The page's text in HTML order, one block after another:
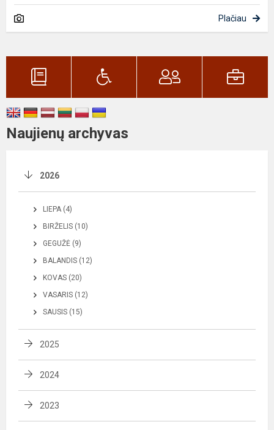
Plačiau
Naujienų archyvas
2026
LIEPA (4)
BIRŽELIS (10)
GEGUŽĖ (9)
BALANDIS (12)
KOVAS (20)
VASARIS (12)
SAUSIS (15)
2025
2024
2023